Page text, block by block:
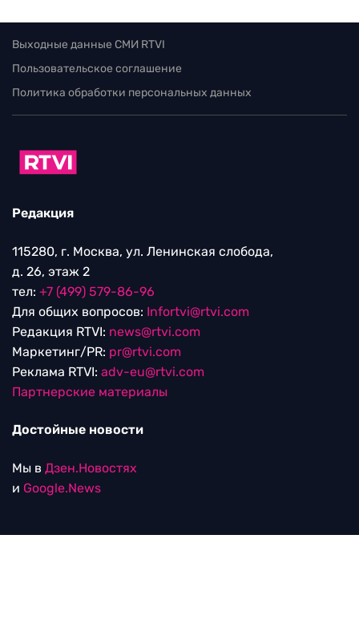
Выходные данные СМИ RTVI
Пользовательское соглашение
Политика обработки персональных данных
Редакция
115280, г. Москва, ул. Ленинская слобода,
д. 26, этаж 2
тел: +7 (499) 579-86-96
Для общих вопросов: Infortvi@rtvi.com
Редакция RTVI: news@rtvi.com
Маркетинг/PR: pr@rtvi.com
Реклама RTVI: adv-eu@rtvi.com
Партнерские материалы
Достойные новости
Мы в Дзен.Новостях
и Google.News